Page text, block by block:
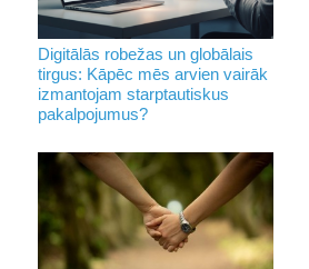
Digitālās robežas un globālais
tirgus: Kāpēc mēs arvien vairāk
izmantojam starptautiskus
pakalpojumus?